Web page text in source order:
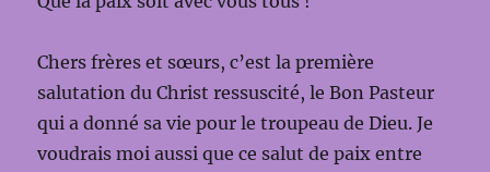
Chers frères et sœurs, c’est la première
salutation du Christ ressuscité, le Bon Pasteur
qui a donné sa vie pour le troupeau de Dieu. Je
voudrais moi aussi que ce salut de paix entre